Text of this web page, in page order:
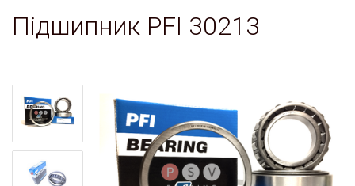
Підшипник PFI 30213